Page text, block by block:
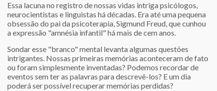
Essa lacuna no registro de nossas vidas intriga psicólogos,
neurocientistas e linguistas há décadas. Era até uma pequena
obsessão do pai da psicoterapia, Sigmund Freud, que cunhou
a expressão "amnésia infantil" há mais de cem anos.
Sondar esse "branco" mental levanta algumas questões
intrigantes. Nossas primeiras memórias aconteceram de fato
ou foram simplesmente inventadas? Podemos recordar de
eventos sem ter as palavras para descrevê-los? E um dia
poderá ser possível recuperar memórias perdidas?